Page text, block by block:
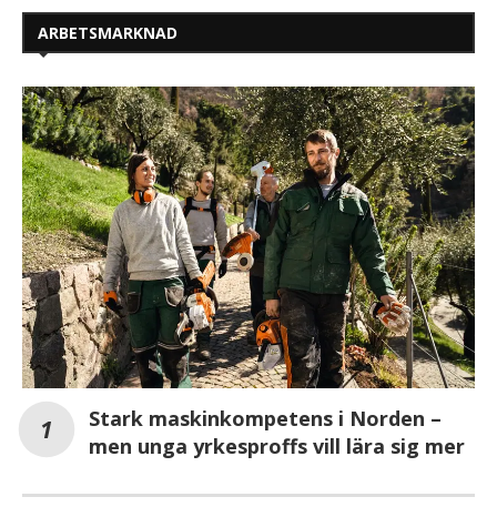
ARBETSMARKNAD
Stark maskinkompetens i Norden –
men unga yrkesproffs vill lära sig mer